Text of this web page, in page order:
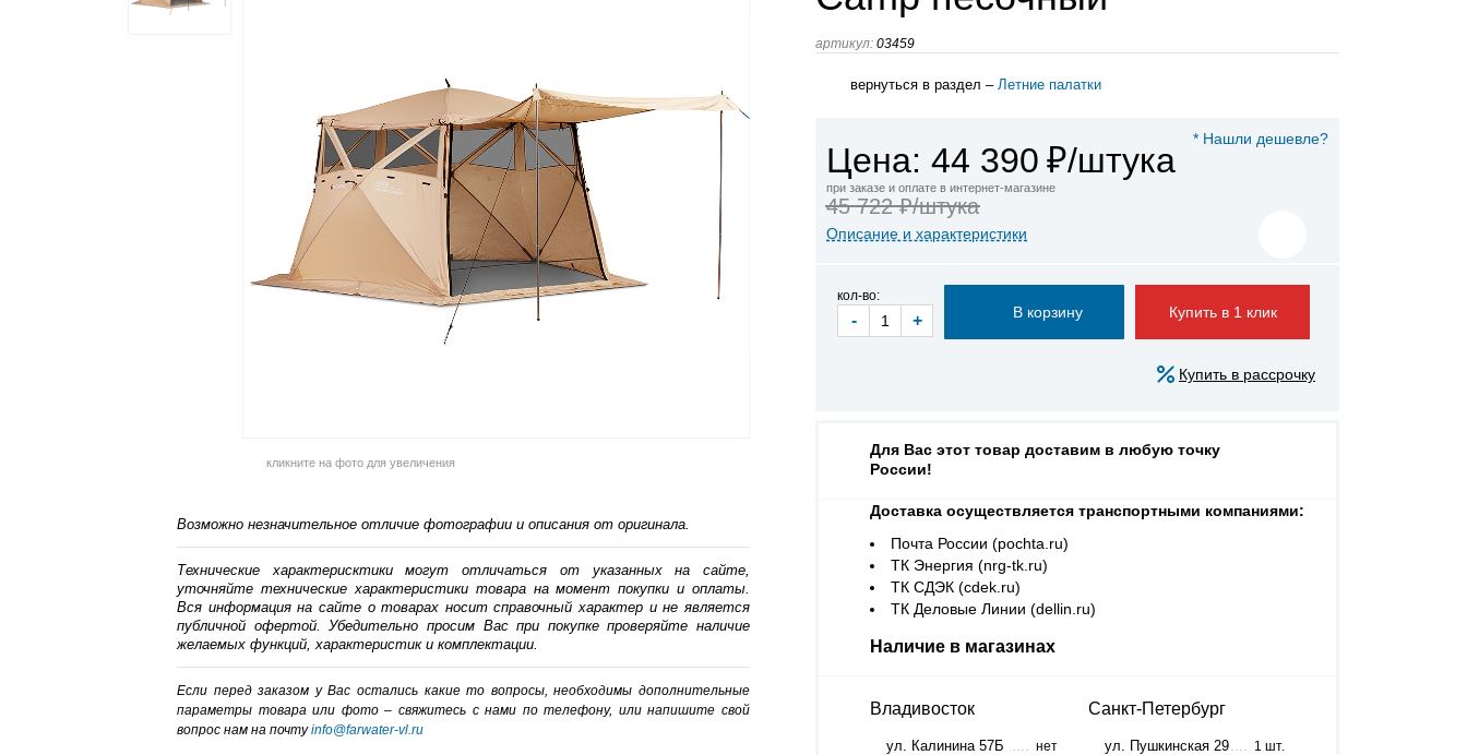
артикул: 03459
вернуться в раздел – Летние палатки
кликните на фото для увеличения
Возможно незначительное отличие фотографии и описания от оригинала.
Технические характерисктики могут отличаться от указанных на сайте,
уточняйте технические характеристики товара на момент покупки и оплаты.
Вся информация на сайте о товарах носит справочный характер и не является
публичной офертой. Убедительно просим Вас при покупке проверяйте наличие
желаемых функций, характеристик и комплектации.
Если перед заказом у Вас остались какие то вопросы, необходимы дополнительные
параметры товара или фото – cвяжитесь с нами по телефону, или напишите свой
вопрос нам на почтуinfo@farwater-vl.ru
* Нашли дешевле?
Цена: 44 390 ₽/штука
при заказе и оплате в интернет-магазине
45 722 ₽/штука
Описание и характеристики
кол-во:
- + Купить в 1 клик
Купить в рассрочку
Для Вас этот товар доставим в любую точку
России!
Доставка осуществляется транспортными компаниями:
Почта России (pochta.ru)
ТК Энергия (nrg-tk.ru)
ТК СДЭК (cdek.ru)
ТК Деловые Линии (dellin.ru)
Наличие в магазинах
Владивосток
ул. Калинина 57Б нет
Санкт-Петербург
ул. Пушкинская 29
1 шт.